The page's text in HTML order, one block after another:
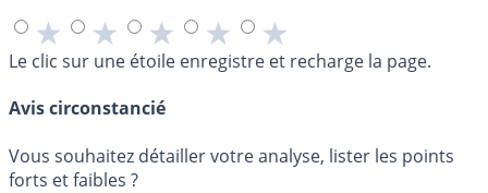
★ ★ ★ ★ ★
Le clic sur une étoile enregistre et recharge la page.
Avis circonstancié
Vous souhaitez détailler votre analyse, lister les points
forts et faibles ?